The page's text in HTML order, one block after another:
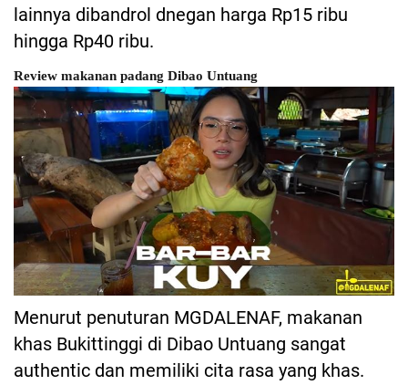
lainnya dibandrol dnegan harga Rp15 ribu
hingga Rp40 ribu.
Review makanan padang Dibao Untuang
Menurut penuturan MGDALENAF, makanan
khas Bukittinggi di Dibao Untuang sangat
authentic dan memiliki cita rasa yang khas.